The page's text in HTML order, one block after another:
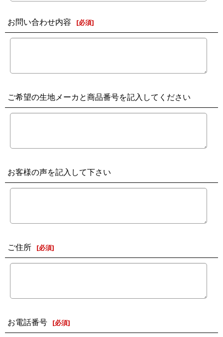
お問い合わせ内容 [必須]
ご希望の生地メーカと商品番号を記入してください
お客様の声を記入して下さい
ご住所 [必須]
お電話番号 [必須]